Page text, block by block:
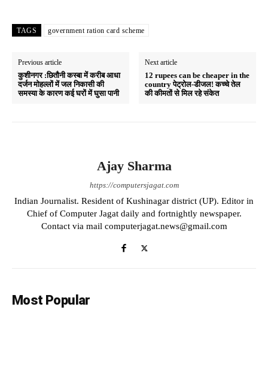
ts
pp
bo
gr re
TAGS government ration card scheme
Previous article
कुशीनगर :छितौनी कस्बा में करीब आधा
दर्जन मोहल्लों में जल निकासी की
समस्या के कारण कई घरों में घुसा पानी
Next article
12 rupees can be cheaper in the
country पेट्रोल-डीजल! कच्चे तेल
की कीमतों से मिल रहे संकेत
Ajay Sharma
https://computersjagat.com
Indian Journalist. Resident of Kushinagar district (UP). Editor in
Chief of Computer Jagat daily and fortnightly newspaper.
Contact via mail computerjagat.news@gmail.com
Most Popular